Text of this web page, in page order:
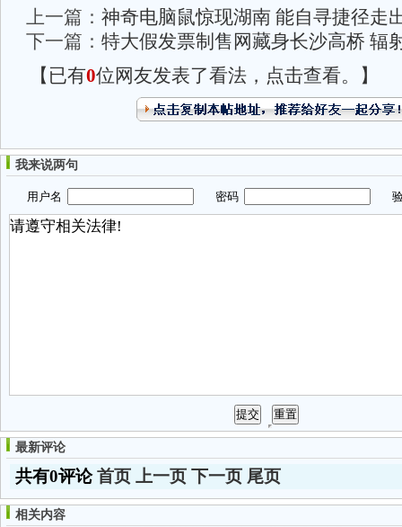
上一篇： 神奇电脑鼠惊现湖南 能自寻捷径走
下一篇： 特大假发票制售网藏身长沙高桥 辐
【已有0位网友发表了看法，点击查看。】
我来说两句
用户名 密码 验
最新评论
共有0评论首页 上一页 下一页 尾页
相关内容